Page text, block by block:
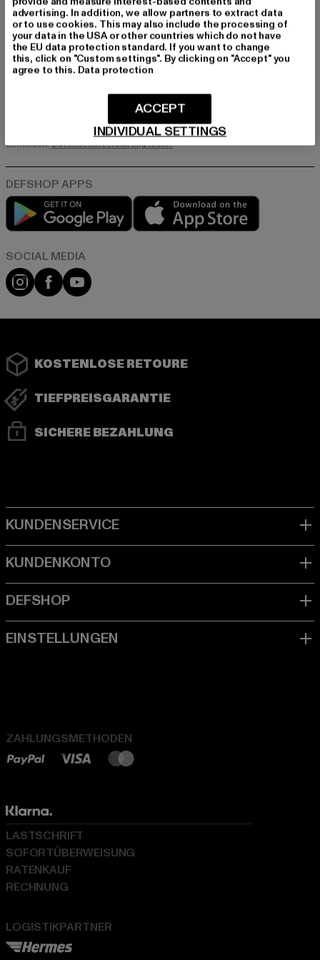
MÄNNER
FRAUEN
E-MAIL
ANMELDEN
Informationen dazu, wie DefShop mit Deinen Daten umgeht, findest Du
in unserer Datenschutzerklärung. Du kannst Dich jederzeit kostenfei
abmelden.Datenschutzerklärung lesen.
Play market
Instagram
FacebookYouTube
KOSTENLOSE RETOURE
TIEFPREISGARANTIE
SICHERE BEZAHLUNG
ZAHLUNGSMETHODEN
LOGISTIKPARTNER
LASTSCHRIFT
SOFORTÜBERWEISUNG
RATENKAUF
RECHNUNG
advertising. In addition, we allow partners to extract data
or to use cookies. This may also include the processing of
your data in the USA or other countries which do not have
the EU data protection standard. If you want to change
this, click on "Custom settings". By clicking on "Accept" you
agree to this. Data protection
INDIVIDUAL SETTINGS
ACCEPT